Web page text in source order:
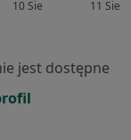
10 Sie 11 Sie
jest dostępne